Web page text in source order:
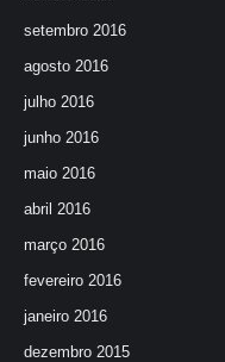
setembro 2016
agosto 2016
julho 2016
junho 2016
maio 2016
abril 2016
março 2016
fevereiro 2016
janeiro 2016
dezembro 2015